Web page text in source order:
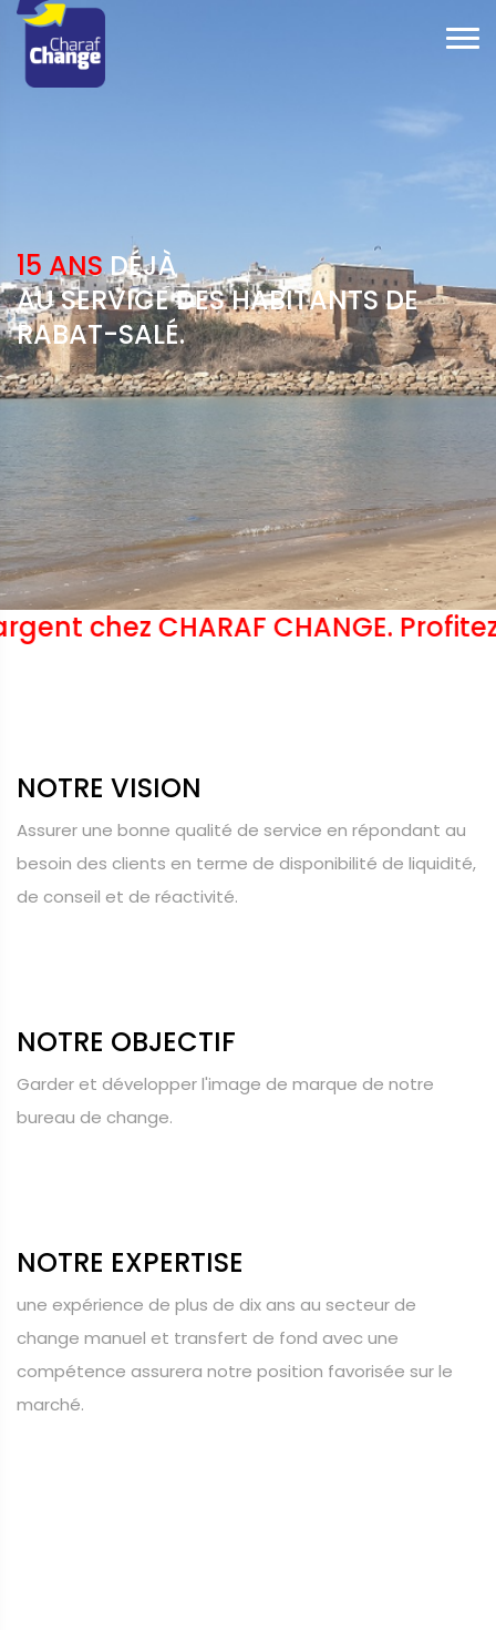
15 ANSDÉJÀ
AU SERVICE DES HABITANTS DE
RABAT-SALÉ.
CHANGE. Profitez de
NOTRE VISION
Assurer une bonne qualité de service en répondant au
besoin des clients en terme de disponibilité de liquidité,
de conseil et de réactivité.
NOTRE OBJECTIF
Garder et développer l'image de marque de notre
bureau de change.
NOTRE EXPERTISE
une expérience de plus de dix ans au secteur de
change manuel et transfert de fond avec une
compétence assurera notre position favorisée sur le
marché.